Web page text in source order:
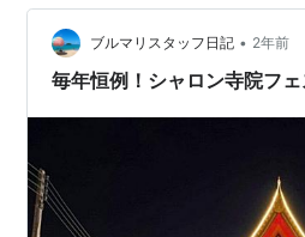
期間中のピピ島マヤベイは絶景
や韓国でも連休となっているので
ブルマリスタッフ日記 • 2年前
毎年恒例！シャロン寺院フ